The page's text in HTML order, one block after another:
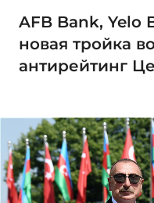
AFB Bank, Yelo
новая тройка
антирейтинг